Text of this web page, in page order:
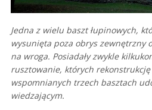
Jedna z wielu baszt łupinowych,
wysunięta poza obrys zewnętrzny
na wroga. Posiadały zwykle
rusztowanie, których
wspomnianych trzech basztach
wiedzającym.